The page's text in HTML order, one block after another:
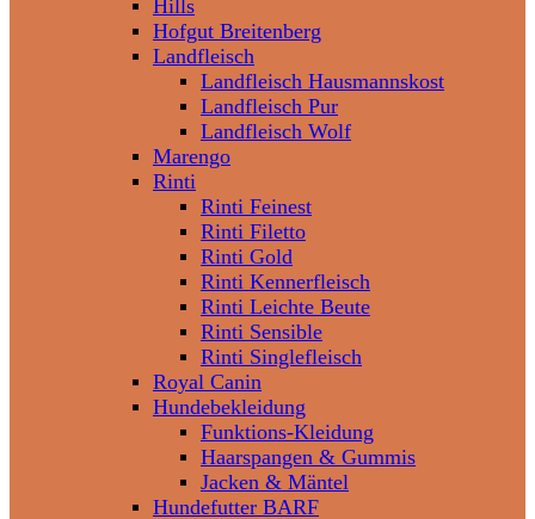
Hills
Hofgut Breitenberg
Landfleisch
Landfleisch Hausmannskost
Landfleisch Pur
Landfleisch Wolf
Marengo
Rinti
Rinti Feinest
Rinti Filetto
Rinti Gold
Rinti Kennerfleisch
Rinti Leichte Beute
Rinti Sensible
Rinti Singlefleisch
Royal Canin
Hundebekleidung
Funktions-Kleidung
Haarspangen & Gummis
Jacken & Mäntel
Hundefutter BARF